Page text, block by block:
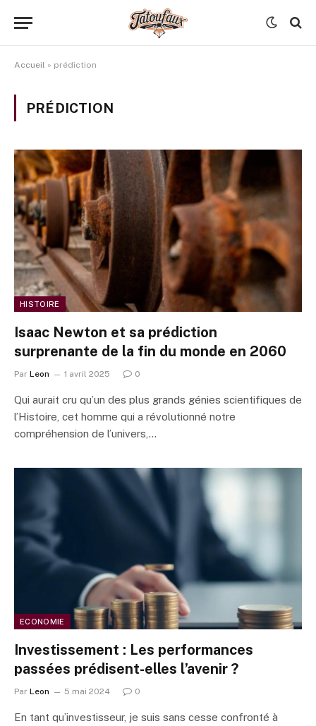
Accueil » prédiction
PRÉDICTION
HISTOIRE
Isaac Newton et sa prédiction
surprenante de la fin du monde en 2060
Par Leon 1 avril 2025 0
Qui aurait cru qu’un des plus grands génies scientifiques de
l’Histoire, cet homme qui a révolutionné notre
compréhension de l’univers,…
ECONOMIE
Investissement : Les performances
passées prédisent-elles l’avenir ?
Par Leon 5 mai 2024 0
En tant qu’investisseur, je suis sans cesse confronté à